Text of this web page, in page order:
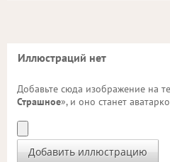
Иллюстраций нет
Добавьте сюда изображение на
Страшное», и оно станет